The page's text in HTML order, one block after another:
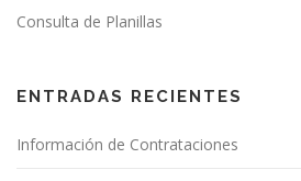
Consulta de Planillas
ENTRADAS RECIENTES
Información de Contrataciones